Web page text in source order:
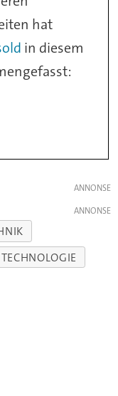
hat
in diesem
TECHNOLOGIE